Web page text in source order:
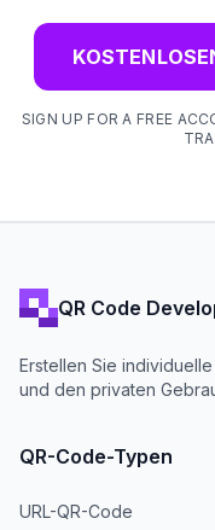
SIGN UP FOR A FREE
QR Code
Erstellen Sie
und den privaten
QR-Code-Typen
URL-QR-Code